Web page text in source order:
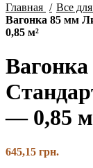
Главная
Все
Вагонка 85 мм
0,85 м²
— 0,85
645,15 грн.